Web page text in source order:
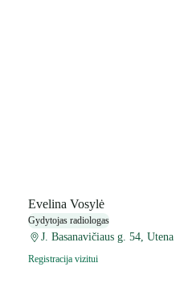
Evelina Vosylė
Gydytojas radiologas
J. Basanavičiaus g. 54, Utena
Registracija vizitui